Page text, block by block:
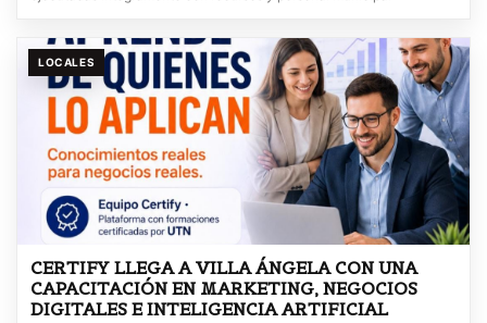
LOCALES
CERTIFY LLEGA A VILLA ÁNGELA CON UNA
CAPACITACIÓN EN MARKETING, NEGOCIOS
DIGITALES E INTELIGENCIA ARTIFICIAL